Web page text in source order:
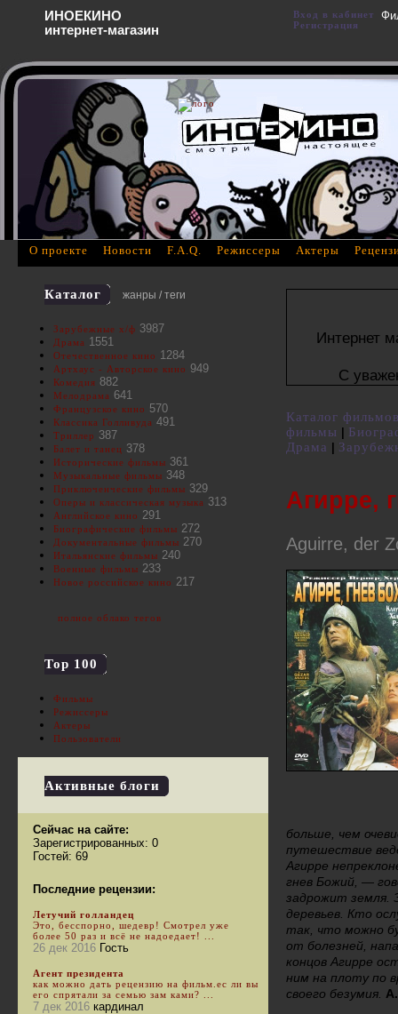
Интернет
С
Каталог
фильмы
Драма
Агирре,
Aguirre, der
больше, чем
путешествие
Агирре
гнев Божий, —
задрожит земля.
деревьев. Кто
так, что можно
от болезней,
концов Агирре
ним на плоту по
своего безумия.
Каталог жанры / теги
Зарубежные х/ф 3987
Драма 1551
Отечественное кино 1284
Артхаус - Авторское кино 949
Комедия 882
Мелодрама 641
Французское кино 570
Классика Голливуда 491
Триллер 387
Балет и танец 378
Исторические фильмы 361
Музыкальные фильмы 348
Приключенческие фильмы 329
Оперы и классическая музыка 313
Английское кино 291
Биографические фильмы 272
Документальные фильмы 270
Итальянские фильмы 240
Военные фильмы 233
Новое российское кино 217
полное облако тегов
Top 100
Фильмы
Режиссеры
Актеры
Пользователи
Активные блоги
Сейчас на сайте:
Зарегистрированных: 0
Гостей: 69
Последние рецензии:
Летучий голландец
Это, бесспорно, шедевр! Смотрел уже
более 50 раз и всё не надоедает! ...
26 дек 2016 Гость
Агент президента
как можно дать рецензию на фильм.ес ли вы
его спрятали за семью зам ками? ...
7 дек 2016 кардинал
О проекте Новости F.A.Q. Режиссеры Актеры
ИНОЕКИНО
интернет-магазин
Вход в кабинет
Регистрация